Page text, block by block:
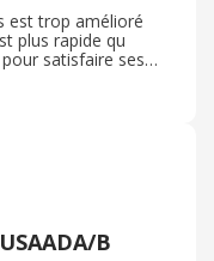
est trop amélioré
plus rapide qu
satisfaire ses
et contrôlés en cas
déclarer le non
. On
B